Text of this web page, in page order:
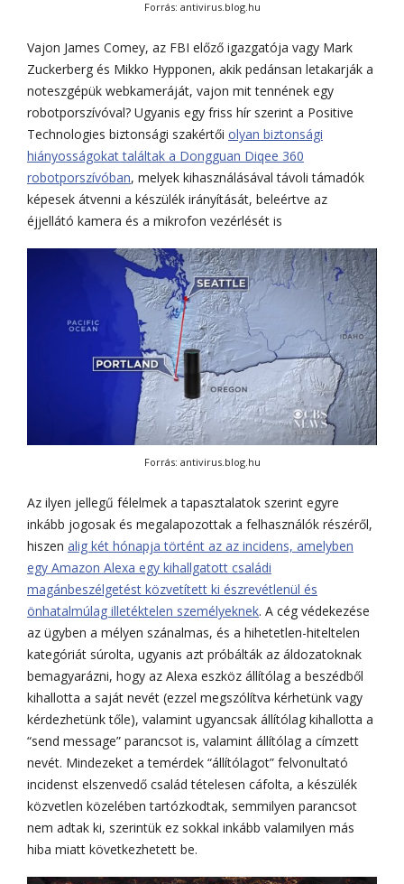
Forrás: antivirus.blog.hu
Vajon James Comey, az FBI előző igazgatója vagy Mark
Zuckerberg és Mikko Hypponen, akik pedánsan letakarják a
noteszgépük webkameráját, vajon mit tennének egy
robotporszívóval? Ugyanis egy friss hír szerint a Positive
Technologies biztonsági szakértői olyan biztonsági
hiányosságokat találtak a Dongguan Diqee 360
robotporszívóban, melyek kihasználásával távoli támadók
képesek átvenni a készülék irányítását, beleértve az
éjjellátó kamera és a mikrofon vezérlését is
Forrás: antivirus.blog.hu
Az ilyen jellegű félelmek a tapasztalatok szerint egyre
inkább jogosak és megalapozottak a felhasználók részéről,
hiszen alig két hónapja történt az az incidens, amelyben
egy Amazon Alexa egy kihallgatott családi
magánbeszélgetést közvetített ki észrevétlenül és
önhatalmúlag illetéktelen személyeknek. A cég védekezése
az ügyben a mélyen szánalmas, és a hihetetlen-hiteltelen
kategóriát súrolta, ugyanis azt próbálták az áldozatoknak
bemagyarázni, hogy az Alexa eszköz állítólag a beszédből
kihallotta a saját nevét (ezzel megszólítva kérhetünk vagy
kérdezhetünk tőle), valamint ugyancsak állítólag kihallotta a
“send message” parancsot is, valamint állítólag a címzett
nevét. Mindezeket a temérdek “állítólagot” felvonultató
incidenst elszenvedő család tételesen cáfolta, a készülék
közvetlen közelében tartózkodtak, semmilyen parancsot
nem adtak ki, szerintük ez sokkal inkább valamilyen más
hiba miatt következhetett be.